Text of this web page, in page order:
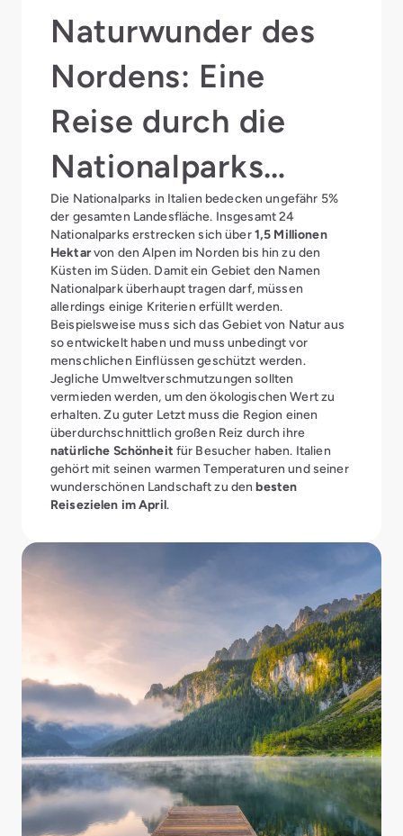
Naturwunder des
Nordens: Eine
Reise durch die
Nationalparks
Norditaliens
Die Nationalparks in Italien bedecken ungefähr 5%
der gesamten Landesfläche. Insgesamt 24
Nationalparks erstrecken sich über1,5 Millionen
Hektarvon den Alpen im Norden bis hin zu den
Küsten im Süden. Damit ein Gebiet den Namen
Nationalpark überhaupt tragen darf, müssen
allerdings einige Kriterien erfüllt werden.
Beispielsweise muss sich das Gebiet von Natur aus
so entwickelt haben und muss unbedingt vor
menschlichen Einflüssen geschützt werden.
Jegliche Umweltverschmutzungen sollten
vermieden werden, um den ökologischen Wert zu
erhalten. Zu guter Letzt muss die Region einen
überdurchschnittlich großen Reiz durch ihre
natürliche Schönheit für Besucher haben. Italien
gehört mit seinen warmen Temperaturen und seiner
wunderschönen Landschaft zu denbesten
Reisezielen im April.